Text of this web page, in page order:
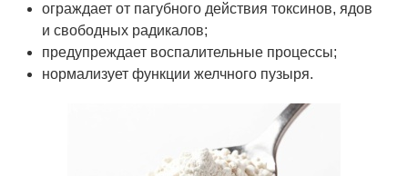
ограждает от пагубного действия токсинов, ядов
и свободных радикалов;
предупреждает воспалительные процессы;
нормализует функции желчного пузыря.